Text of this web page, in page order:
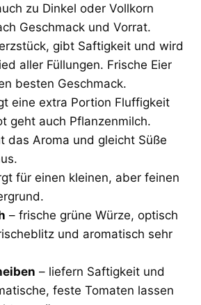
zu Dinkel oder Vollkorn
Geschmack und Vorrat.
gibt Saftigkeit und wird
aller Füllungen. Frische Eier
besten Geschmack.
eine extra Portion Fluffigkeit
geht auch Pflanzenmilch.
das Aroma und gleicht Süße
für einen kleinen, aber feinen
– frische grüne Würze, optisch
und aromatisch sehr
– liefern Saftigkeit und
feste Tomaten lassen